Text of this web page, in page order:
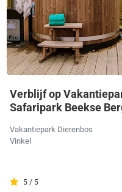
Verblijf op
Safaripark Beekse
Vakantiepark Dierenbos
Vinkel
5 / 5